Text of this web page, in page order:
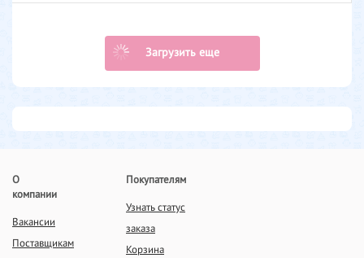
Загрузить еще
О
компании
Вакансии
Поставщикам
Покупателям
Узнать статус
заказа
Корзина